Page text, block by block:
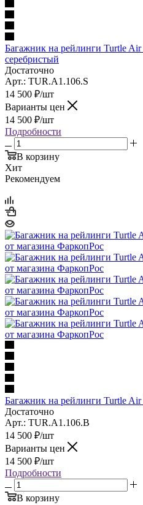
Багажник на рейлинги Turtle Air
серебристый
Достаточно
Арт.: TUR.A1.106.S
14 500 ₽/шт
Варианты цен
14 500 ₽/шт
Подробности
В корзину
Хит
Рекомендуем
Багажник на рейлинги Turtle
Достаточно
Арт.: TUR.A1.106.B
14 500 ₽/шт
Варианты цен
14 500 ₽/шт
Подробности
В корзину